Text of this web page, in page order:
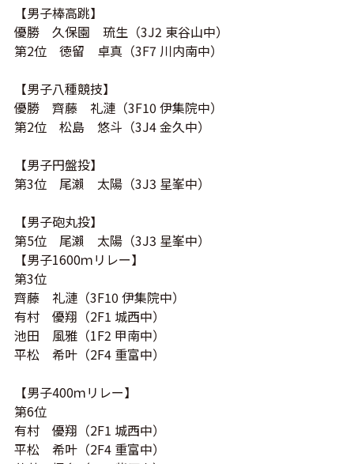
【男子棒高跳】
優勝 久保園 琉生（3J2 東谷山中）
第2位 徳留 卓真（3F7 川内南中）
【男子八種競技】
優勝 齊藤 礼漣（3F10 伊集院中）
第2位 松島 悠斗（3J4 金久中）
【男子円盤投】
第3位 尾瀨 太陽（3J3 星峯中）
【男子砲丸投】
第5位 尾瀨 太陽（3J3 星峯中）
【男子1600ｍリレー】
第3位
齊藤 礼漣（3F10 伊集院中）
有村 優翔（2F1 城西中）
池田 風雅（1F2 甲南中）
平松 希叶（2F4 重富中）
【男子400ｍリレー】
第6位
有村 優翔（2F1 城西中）
平松 希叶（2F4 重富中）